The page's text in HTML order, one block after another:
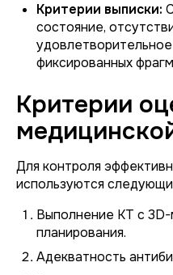
Критерии выписки:
состояние,
фиксированных
Критерии
Для контроля
используются
Выполнение КТ с
планирования.
Адекватность